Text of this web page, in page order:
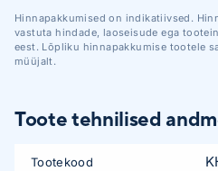
Hinnapakkumised on indikatiivsed.
vastuta hindade, laoseisude ega
eest. Lõpliku hinnapakkumise tootele
müüjalt.
Toote tehnilised
Tootekood